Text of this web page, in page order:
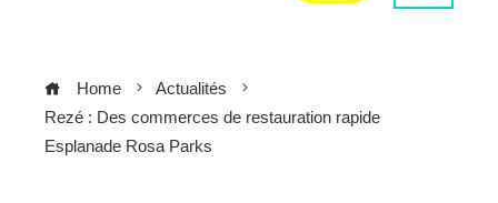
Home
Actualités
Rezé : Des commerces de restauration rapide
Esplanade Rosa Parks